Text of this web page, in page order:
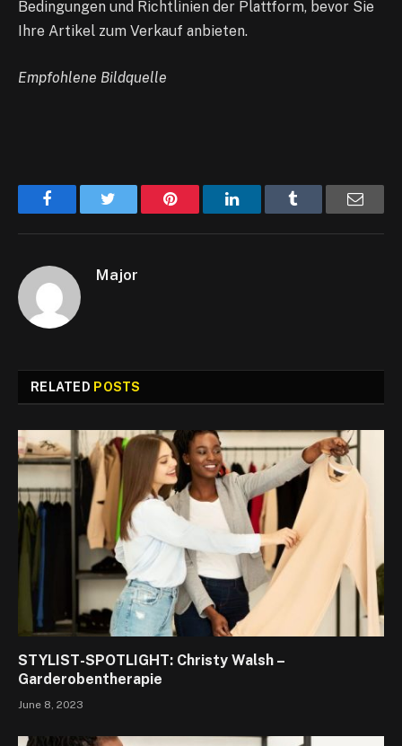
Bedingungen und Richtlinien der Plattform, bevor Sie
Ihre Artikel zum Verkauf anbieten.
Empfohlene Bildquelle
Facebook Pinterest LinkedIn Email
Major
RELATED POSTS
STYLIST-SPOTLIGHT: Christy Walsh –
Garderobentherapie
June 8, 2023